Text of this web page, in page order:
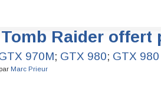
Raider offert
970M; GTX 980; GTX
Marc Prieur